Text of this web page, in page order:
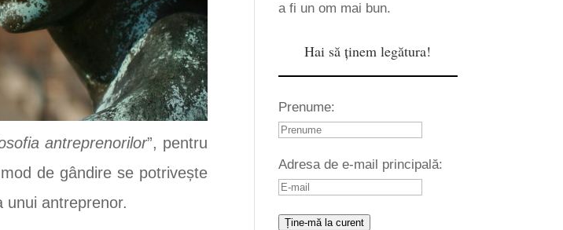
antreprenorilor”, pentru
de gândire se potrivește
unui antreprenor.
a fi un om mai bun.
Hai să ținem legătura!
Prenume:
Adresa de e-mail principală:
Ține-mă la curent